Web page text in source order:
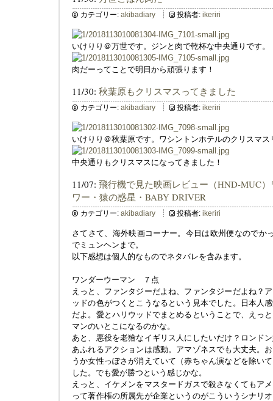
カテゴリー: akibadiary 投稿者: ikeriri
いけりり＠万世です。ジンと肉で乾杯な中央通りです。
肉だーってことで明日から頑張ります！
11/30: 秋葉原もクリスマスってきました
カテゴリー: akibadiary 投稿者: ikeriri
いけりり＠秋葉原です。ワシントンホテルのクリスマ
中央通りもクリスマスになってきました！
11/07: 飛行機で見た映画レビュー（HND-MUC
ワー・猿の惑星・BABY DRIVER
カテゴリー: akibadiary 投稿者: ikeriri
さてさて、海外映画コーナー。今日は欧州便なのでか
でミュンヘンまで。
以下感想は個人的なものでネタバレを含みます。
ワンダーウーマン ７点
えっと、ファンタジーだよね、ファンタジーだよね？
ッドの色がつくとこうなるという見本でした。日本人
だよ。愛とハリウッドでまとめるということで、えっ
マンのいとこになるのかな。
あと、悪役を老獪なイギリス人にしたいだけ？ロンド
あふれるアクションは感動。アマゾネスでも大丈夫。
うか女性っぽさが消えていて（赤ちゃん演などを除い
した。でも愛が勝つという感じかな。
えっと、イケメンをマスタードガスで殺さなくてもア
って著作権の所属先が企業というのがこういうシナリ